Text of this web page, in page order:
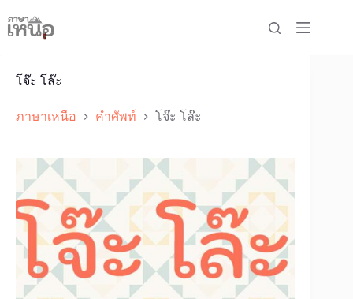
to
content
โจ๊ะ โล๊ะ
ภาษาเหนือ คำศัพท์ โจ๊ะ โล๊ะ